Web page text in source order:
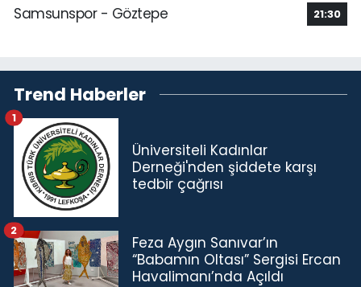
Samsunspor - Göztepe
21:30
Trend Haberler
Üniversiteli Kadınlar
Derneği'nden şiddete karşı
tedbir çağrısı
1
Feza Aygın Sanıvar’ın
“Babamın Oltası” Sergisi Ercan
Havalimanı’nda Açıldı
2